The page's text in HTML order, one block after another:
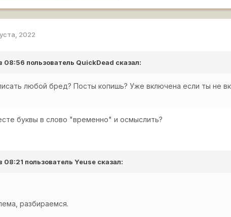
2022
08:56 пользователь QuickDead сказал:
любой бред? Посты копишь? Уже включена если ты не
буквы в слово "временно" и осмыслить?
08:21 пользовательYeuse сказал:
разбираемся.